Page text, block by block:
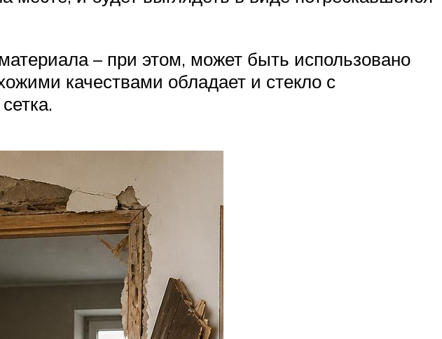
– при этом, может быть использовано
качествами обладает и стекло с